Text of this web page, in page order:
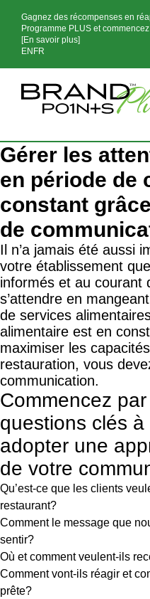
Gagnez des récompenses en
Programme PLUS et
[En savoir plus]
EN FR
Gérer les
en période de
constant
de
Il n’a jamais été aussi
votre établissement
informés et au courant
s’attendre en
de services
alimentaire est en
maximiser les
restauration, vous
communication.
Commencez
questions clés à
adopter une
de votre
Qu’est-ce que les clients
restaurant?
Comment le message que
sentir?
Où et comment veulent-ils
Comment vont-ils réagir et
prête?